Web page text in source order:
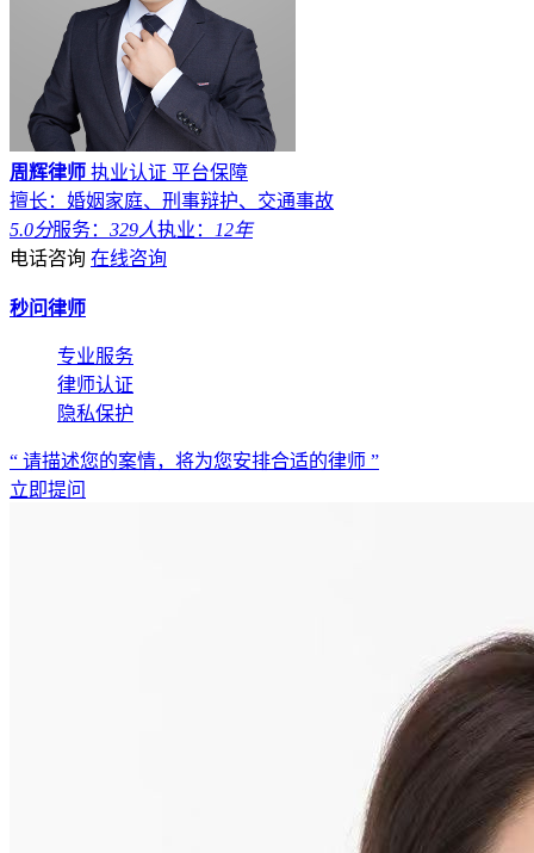
周辉律师 执业认证 平台保障
擅长：婚姻家庭、刑事辩护、交通事故
5.0分服务： 329人执业：
12年
电话咨询 在线咨询
秒问律师
专业服务
律师认证
隐私保护
“ 请描述您的案情，将为您安排合适的律师 ”
立即提问